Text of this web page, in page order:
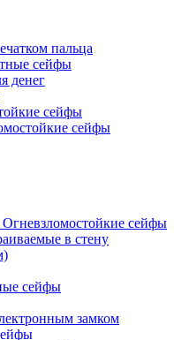
пальца
сейфы
денег
сейфы
сейфы
Огневзломостойкие сейфы
в стену
сейфы
замком